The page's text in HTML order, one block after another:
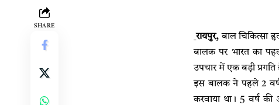
SHARE
रायपुर, बाल चिकित्सा
बालक पर भारत का
उपचार में एक बड़ी प्रगति
इस बालक ने पहले 2
करवाया था। 5 वर्ष